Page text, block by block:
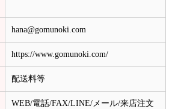
hana@gomunoki.com
https://www.gomunoki.com/
配送料等
WEB/電話/FAX/LINE/メール/来店注文